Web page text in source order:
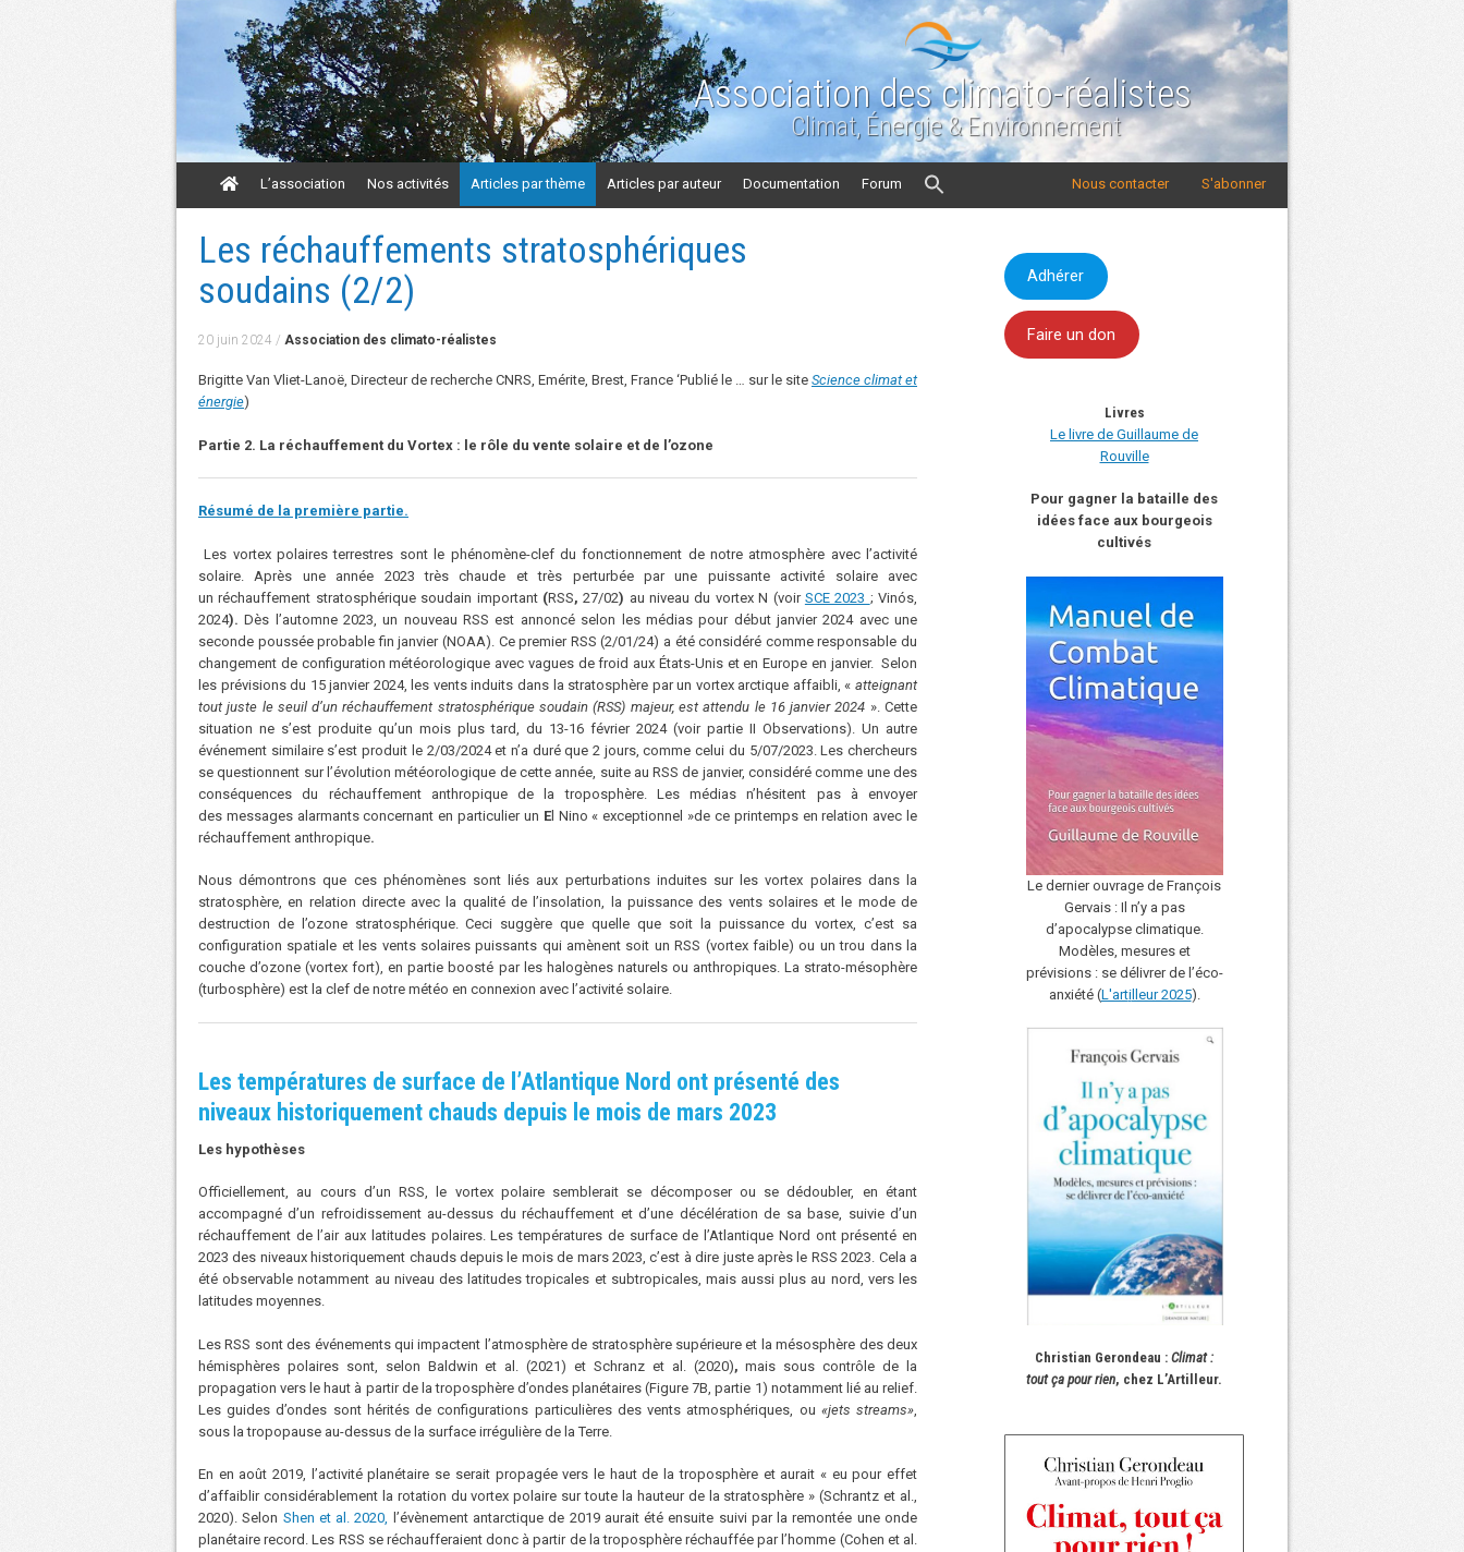
Association des climato-réalistes
Climat, Énergie & Environnement
L’association Nos activités Articles par thème Articles par auteur Documentation Forum S'abonner
Nous contacter
Les réchauffements stratosphériques
soudains (2/2)
20 juin 2024 / Association des climato-réalistes
Brigitte Van Vliet-Lanoë, Directeur de recherche CNRS, Emérite, Brest, France ‘Publié le … sur le site Science climat et
énergie)
Partie 2. La réchauffement du Vortex : le rôle du vente solaire et de l’ozone
Résumé de la première partie.
Les vortex polaires terrestres sont le phénomène-clef du fonctionnement de notre atmosphère avec l’activité
solaire. Après une année 2023 très chaude et très perturbée par une puissante activité solaire avec
un réchauffement stratosphérique soudain important (RSS,27/02) au niveau du vortex N (voir SCE 2023 ; Vinós,
2024).Dès l’automne 2023, un nouveau RSS est annoncé selon les médias pour début janvier 2024 avec une
seconde poussée probable fin janvier (NOAA). Ce premier RSS (2/01/24) a été considéré comme responsable du
changement de configuration météorologique avec vagues de froid aux États-Unis et en Europe en janvier. Selon
les prévisions du 15 janvier 2024, les vents induits dans la stratosphère par un vortex arctique affaibli, « atteignant
tout juste le seuil d’un réchauffement stratosphérique soudain (RSS) majeur, est attendu le 16 janvier 2024 ». Cette
situation ne s’est produite qu’un mois plus tard, du 13-16 février 2024 (voir partie II Observations). Un autre
événement similaire s’est produit le 2/03/2024 et n’a duré que 2 jours, comme celui du 5/07/2023. Les chercheurs
se questionnent sur l’évolution météorologique de cette année, suite au RSS de janvier, considéré comme une des
conséquences du réchauffement anthropique de la troposphère. Les médias n’hésitent pas à envoyer
des messages alarmants concernant en particulier un El Nino « exceptionnel »de ce printemps en relation avec le
réchauffement anthropique.
Nous démontrons que ces phénomènes sont liés aux perturbations induites sur les vortex polaires dans la
stratosphère, en relation directe avec la qualité de l’insolation, la puissance des vents solaires et le mode de
destruction de l’ozone stratosphérique. Ceci suggère que quelle que soit la puissance du vortex, c’est sa
configuration spatiale et les vents solaires puissants qui amènent soit un RSS (vortex faible) ou un trou dans la
couche d’ozone (vortex fort), en partie boosté par les halogènes naturels ou anthropiques. La strato-mésophère
(turbosphère) est la clef de notre météo en connexion avec l’activité solaire.
Les températures de surface de l’Atlantique Nord ont présenté des
niveaux historiquement chauds depuis le mois de mars 2023
Les hypothèses
Officiellement, au cours d’un RSS, le vortex polaire semblerait se décomposer ou se dédoubler, en étant
accompagné d’un refroidissement au-dessus du réchauffement et d’une décélération de sa base, suivie d’un
réchauffement de l’air aux latitudes polaires. Les températures de surface de l’Atlantique Nord ont présenté en
2023 des niveaux historiquement chauds depuis le mois de mars 2023, c’est à dire juste après le RSS 2023. Cela a
été observable notamment au niveau des latitudes tropicales et subtropicales, mais aussi plus au nord, vers les
latitudes moyennes.
Les RSS sont des événements qui impactent l’atmosphère de stratosphère supérieure et la mésosphère des deux
hémisphères polaires sont, selon Baldwin et al. (2021) et Schranz et al. (2020),mais sous contrôle de la
propagation vers le haut à partir de la troposphère d’ondes planétaires (Figure 7B, partie 1) notamment lié au relief.
Les guides d’ondes sont hérités de configurations particulières des vents atmosphériques, ou «jets streams»
sous la tropopause au-dessus de la surface irrégulière de la Terre.
En en août 2019, l’activité planétaire se serait propagée vers le haut de la troposphère et aurait « eu pour effet
d’affaiblir considérablement la rotation du vortex polaire sur toute la hauteur de la stratosphère » (Schrantz et al.,
2020). Selon Shen et al. 2020, l’évènement antarctique de 2019 aurait été ensuite suivi par la remontée une onde
planétaire record. Les RSS se réchaufferaient donc à partir de la troposphère réchauffée par l’homme (Cohen et al.
Adhérer
Faire un don
Livres
Le livre de Guillaume de
Rouville
Pour gagner la bataille des
idées face aux bourgeois
cultivés
Le dernier ouvrage de François
Gervais : Il n’y a pas
d’apocalypse climatique.
Modèles, mesures et
prévisions : se délivrer de l’éco-
anxiété (L'artilleur 2025).
Christian Gerondeau : Climat :
tout ça pour rien, chez L’Artilleur.